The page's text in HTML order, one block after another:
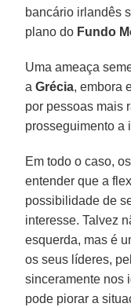
bancário irlandês
plano do Fundo
Uma ameaça
aGrécia, embora
por pessoas mais
prosseguimento a
Em todo o caso,
entender que a
possibilidade de
interesse. Talvez
esquerda, mas é
os seus líderes,
sinceramente nos
pode piorar a